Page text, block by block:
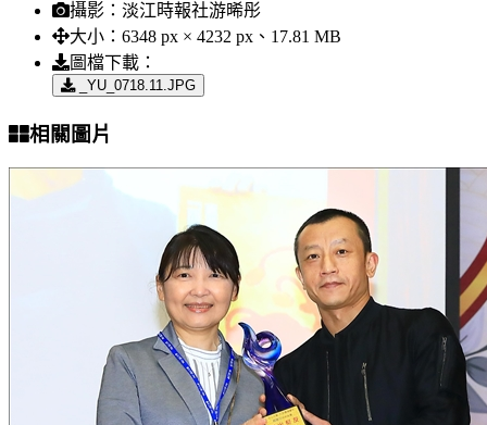
攝影： 淡江時報社游晞彤
大小： 6348 px × 4232 px、17.81 MB
圖檔下載：
_YU_0718.11.JPG
相關圖片